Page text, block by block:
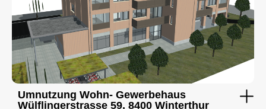
Umnutzung Wohn- Gewerbehaus
Wülflingerstrasse 59, 8400 Winterthur